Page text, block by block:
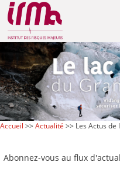
Accueil >>Actualité >> Les Actus de
Abonnez-vous au flux